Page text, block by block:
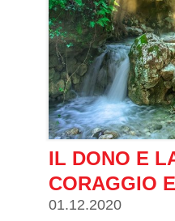
IL DONO E
CORAGGIO
01.12.2020